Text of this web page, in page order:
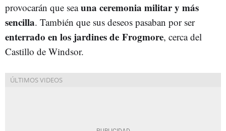
provocarán que seauna ceremonia militar y más
sencilla. También que sus deseos pasaban por ser
enterrado en los jardines de Frogmore, cerca del
Castillo de Windsor.